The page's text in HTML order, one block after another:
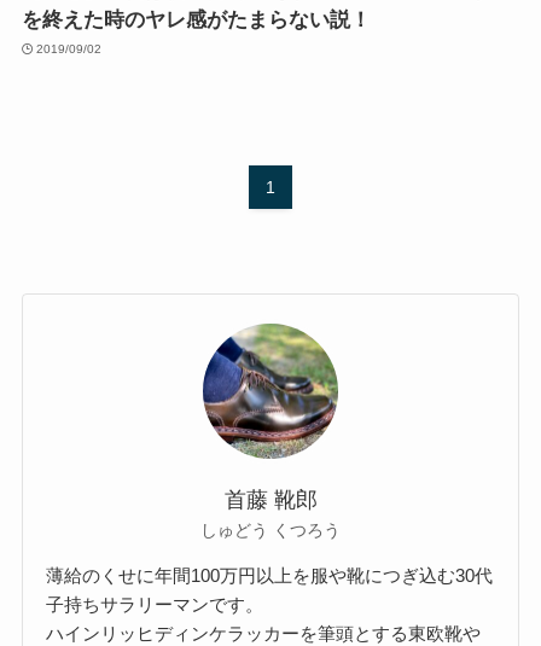
を終えた時のヤレ感がたまらない説！
2019/09/02
1
首藤 靴郎
しゅどう くつろう
薄給のくせに年間100万円以上を服や靴につぎ込む30代
子持ちサラリーマンです。
ハインリッヒディンケラッカーを筆頭とする東欧靴や